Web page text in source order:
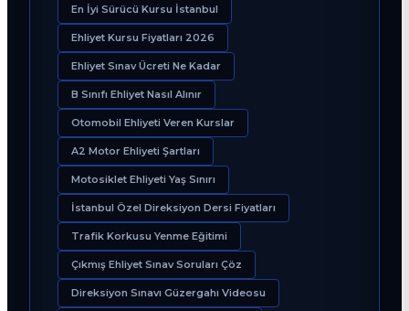
En İyi Sürücü Kursu İstanbul
Ehliyet Kursu Fiyatları 2026
Ehliyet Sınav Ücreti Ne Kadar
B Sınıfı Ehliyet Nasıl Alınır
Otomobil Ehliyeti Veren Kurslar
A2 Motor Ehliyeti Şartları
Motosiklet Ehliyeti Yaş Sınırı
İstanbul Özel Direksiyon Dersi Fiyatları
Trafik Korkusu Yenme Eğitimi
Çıkmış Ehliyet Sınav Soruları Çöz
Direksiyon Sınavı Güzergahı Videosu